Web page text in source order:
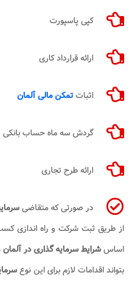
کپی پاسپورت
ارائه قرارداد کاری
اثباتتمکن مالی آلمان
گردش سه ماه حساب بانکی
ارائه طرح تجاری
در صورتی که متقاضی
از طریق ثبت شرکت و راه اندازی
اساسشرایط سرمایه گذاری در آلمان​
بتواند اقدامات لازم برای این نوع